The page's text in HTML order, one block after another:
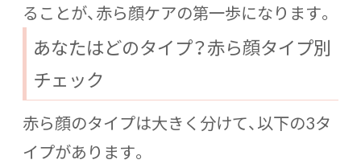
ることが、赤ら顔ケアの第一歩になります。
あなたはどのタイプ？赤ら顔タイプ別
チェック
赤ら顔のタイプは大きく分けて、以下の3タ
イプがあります。